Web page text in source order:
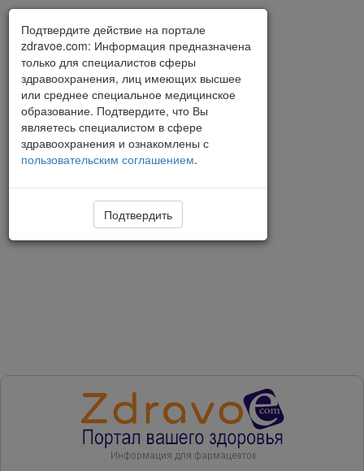
Подтвердите действие на портале
zdravoe.com: Информация предназначена
только для специалистов сферы
здравоохранения, лиц имеющих высшее
или среднее специальное медицинское
образование. Подтвердите, что Вы
являетесь специалистом в сфере
здравоохранения и ознакомлены с
пользовательским соглашением.
Подтвердить